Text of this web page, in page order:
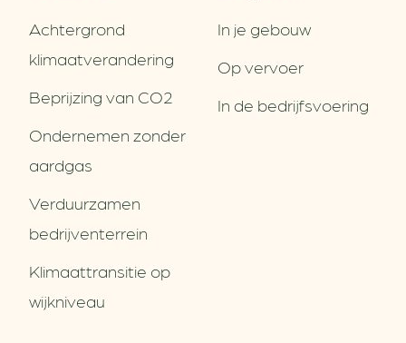
Achtergrond
klimaatverandering
Beprijzing van CO2
Ondernemen zonder
aardgas
Verduurzamen
bedrijventerrein
Klimaattransitie op
wijkniveau
In je gebouw
Op vervoer
In de bedrijfsvoering